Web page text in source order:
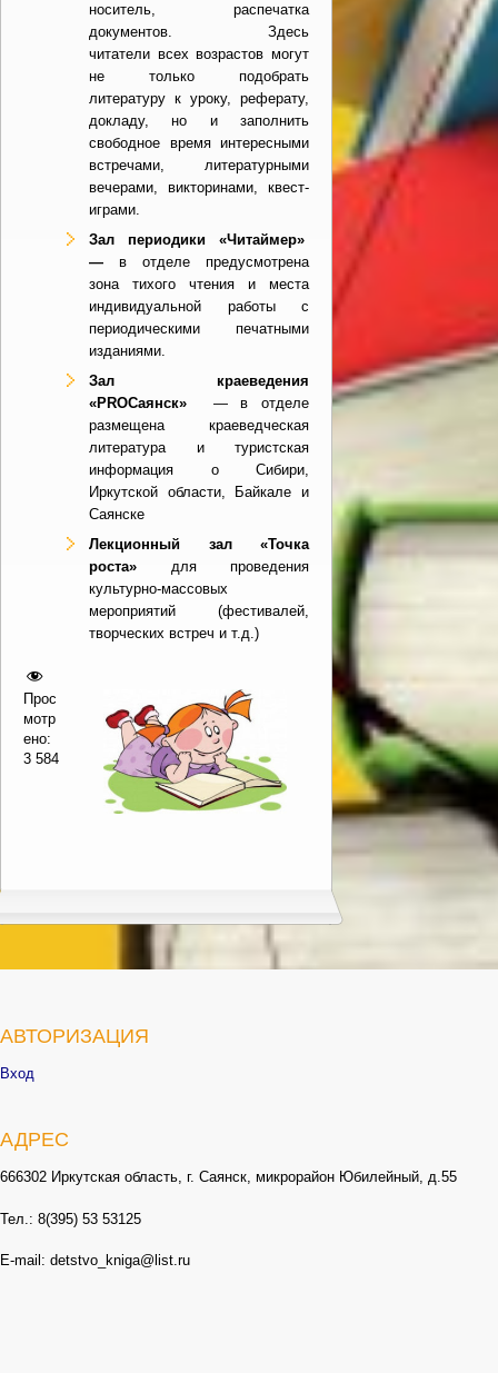
носитель, распечатка
документов. Здесь
читатели всех возрастов могут
не только подобрать
литературу к уроку, реферату,
докладу, но и заполнить
свободное время интересными
встречами, литературными
вечерами, викторинами, квест-
играми.
Зал периодики
«Читаймер»
— в отделе предусмотрена
зона тихого чтения и места
индивидуальной работы с
периодическими печатными
изданиями.
Зал краеведения
«PROСаянск» — в отделе
размещена краеведческая
литература и туристская
информация о Сибири,
Иркутской области, Байкале и
Саянске
Лекционный зал «Точка
роста» для проведения
культурно-массовых
мероприятий (фестивалей,
творческих встреч и т.д.)
Прос
мотр
ено:
3 584
АВТОРИЗАЦИЯ
Вход
АДРЕС
666302 Иркутская область, г. Саянск, микрорайон Юбилейный, д.55
Тел.: 8(395) 53 53125
E-mail: detstvo_kniga@list.ru